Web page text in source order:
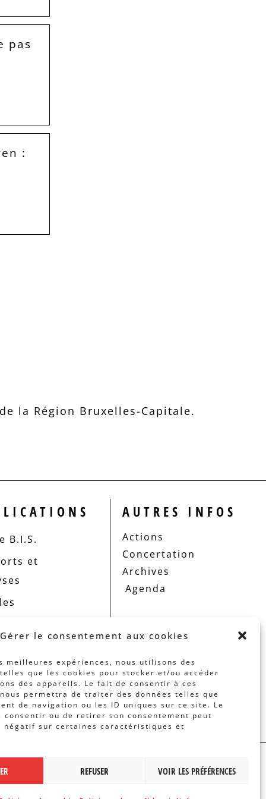
Gérer le consentement aux cookies
meilleures expériences, nous utilisons des
que les cookies pour stocker et/ou accéder
des appareils. Le fait de consentir à ces
permettra de traiter des données telles que
de navigation ou les ID uniques sur ce site. Le
consentir ou de retirer son consentement peut
négatif sur certaines caractéristiques et
REFUSER VOIR LES PRÉFÉRENCES
pas
:
la Région Bruxelles-Capitale.
B.I.S.
et
AUTRES INFOS
Actions
Concertation
Archives
Agenda
BANLIEUES ASBL